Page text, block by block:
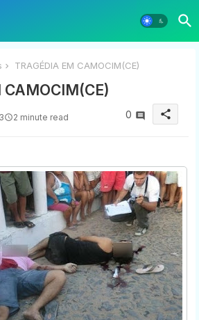
TRAGÉDIA EM CAMOCIM(CE)
CAMOCIM(CE)
2 minute read 0 share